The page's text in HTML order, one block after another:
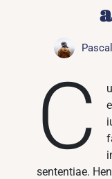
Pascal
C
sententiae.